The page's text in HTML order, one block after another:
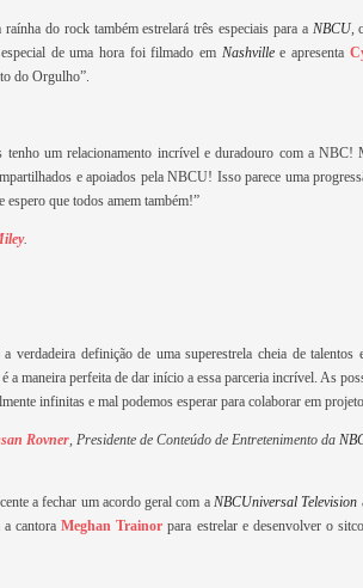
do rock também estrelará três especiais para a NBCU,
de uma hora foi filmado em Nashvillee apresenta
do Orgulho”.
tenho um relacionamento incrível e duradouro com a NBC!
e apoiados pela NBCU! Isso parece uma
espero que todos amem também!”
.
a verdadeira definição de uma superestrela cheia de
a maneira perfeita de dar início a essa parceria incrível. As
infinitas e mal podemos esperar para colaborar em
Rovner, Presidente de Conteúdo de Entretenimento da
a fechar um acordo geral com aNBCUniversal Television
a cantoraMeghan Trainor para estrelar e desenvolver o